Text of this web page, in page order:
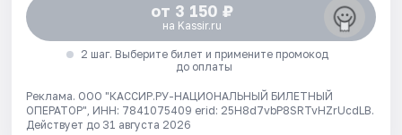
от 3 150 ₽
на Kassir.ru
2 шаг. Выберите билет и примените промокод
до оплаты
Реклама. ООО "КАССИР.РУ-НАЦИОНАЛЬНЫЙ БИЛЕТНЫЙ
ОПЕРАТОР", ИНН: 7841075409 erid: 25H8d7vbP8SRTvHZrUcdLB.
Действует до 31 августа 2026